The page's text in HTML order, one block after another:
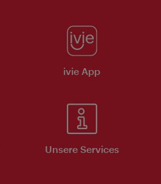
ivie App
Unsere Services